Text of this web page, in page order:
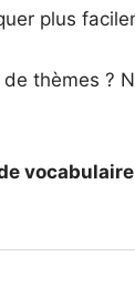
plus
thèmes ?
vocabulaire